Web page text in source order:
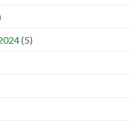
(5)